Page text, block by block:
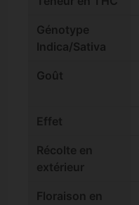
Génotype
Indica/Sativa
Goût
Effet
Récolte en
extérieur
Floraison en